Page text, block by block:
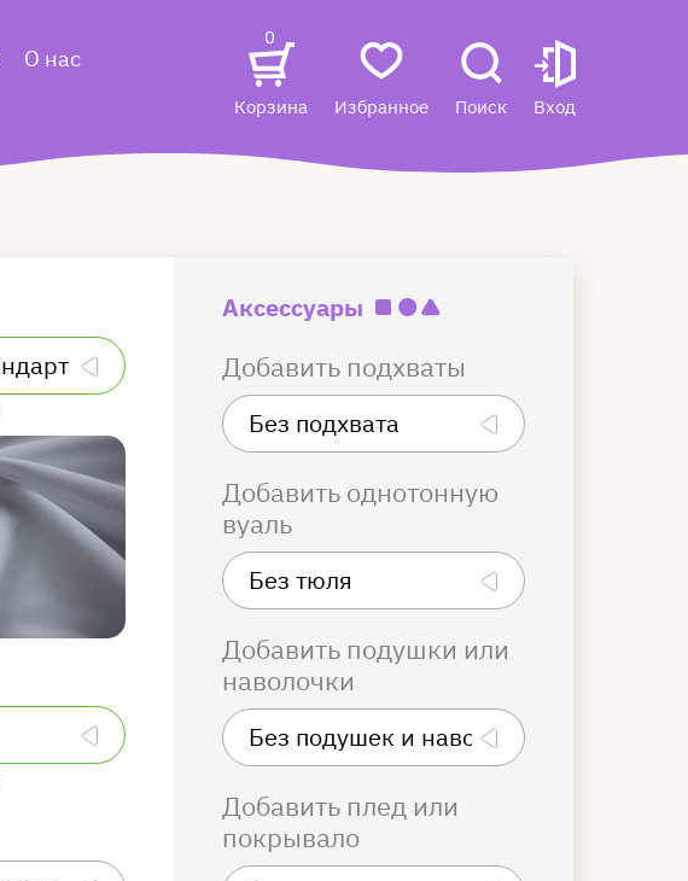
О нас
0
Корзина Избранное Поиск Вход
Аксессуары
Добавить подхваты
Добавить однотонную
вуаль
Добавить подушки или
наволочки
Добавить плед или
покрывало